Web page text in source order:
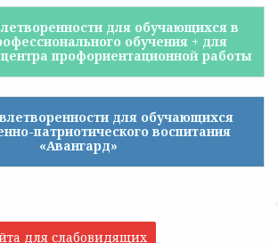
для обучающихся в
обучения + для
профориентационной работы
для обучающихся
патриотического воспитания
«Авангард»
для слабовидящих